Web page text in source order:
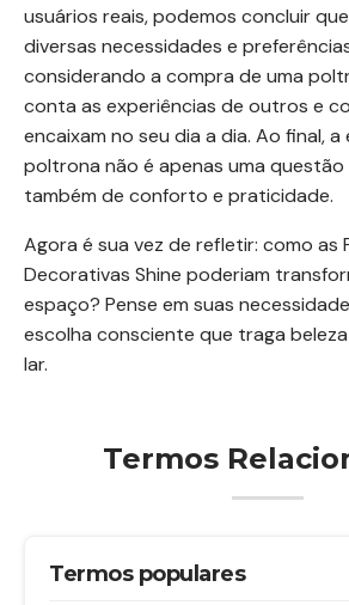
usuários reais, podemos concluir
diversas necessidades e
considerando a compra de uma
conta as experiências de outros e
encaixam no seu dia a dia. Ao final, a
poltrona não é apenas uma
também de conforto e praticidade.
Agora é sua vez de refletir: como as
Decorativas Shine poderiam
espaço? Pense em suas
escolha consciente que traga
lar.
Termos
Termos populares